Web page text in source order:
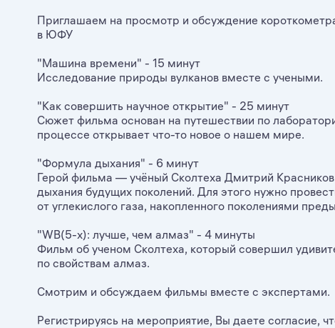
Приглашаем на просмотр и обсуждение
в ЮФУ
"Машина времени" - 15 минут
Исследование природы вулканов вместе с учеными.
"Как совершить научное открытие" - 25 минут
Сюжет фильма основан на путешествии по
процессе открывает что-то новое о нашем мире.
"Формула дыхания" - 6 минут
Герой фильма — учёный Сколтеха Дмитрий
дыхания будущих поколений. Для этого нужно
от углекислого газа, накопленного поколениями
"WB(5-x): лучше, чем алмаз" - 4 минуты
Фильм об ученом Сколтеха, который совершил
по свойствам алмаз.
Смотрим и обсуждаем фильмы вместе с экспертами.
Регистрируясь на мероприятие, Вы даете согласие,